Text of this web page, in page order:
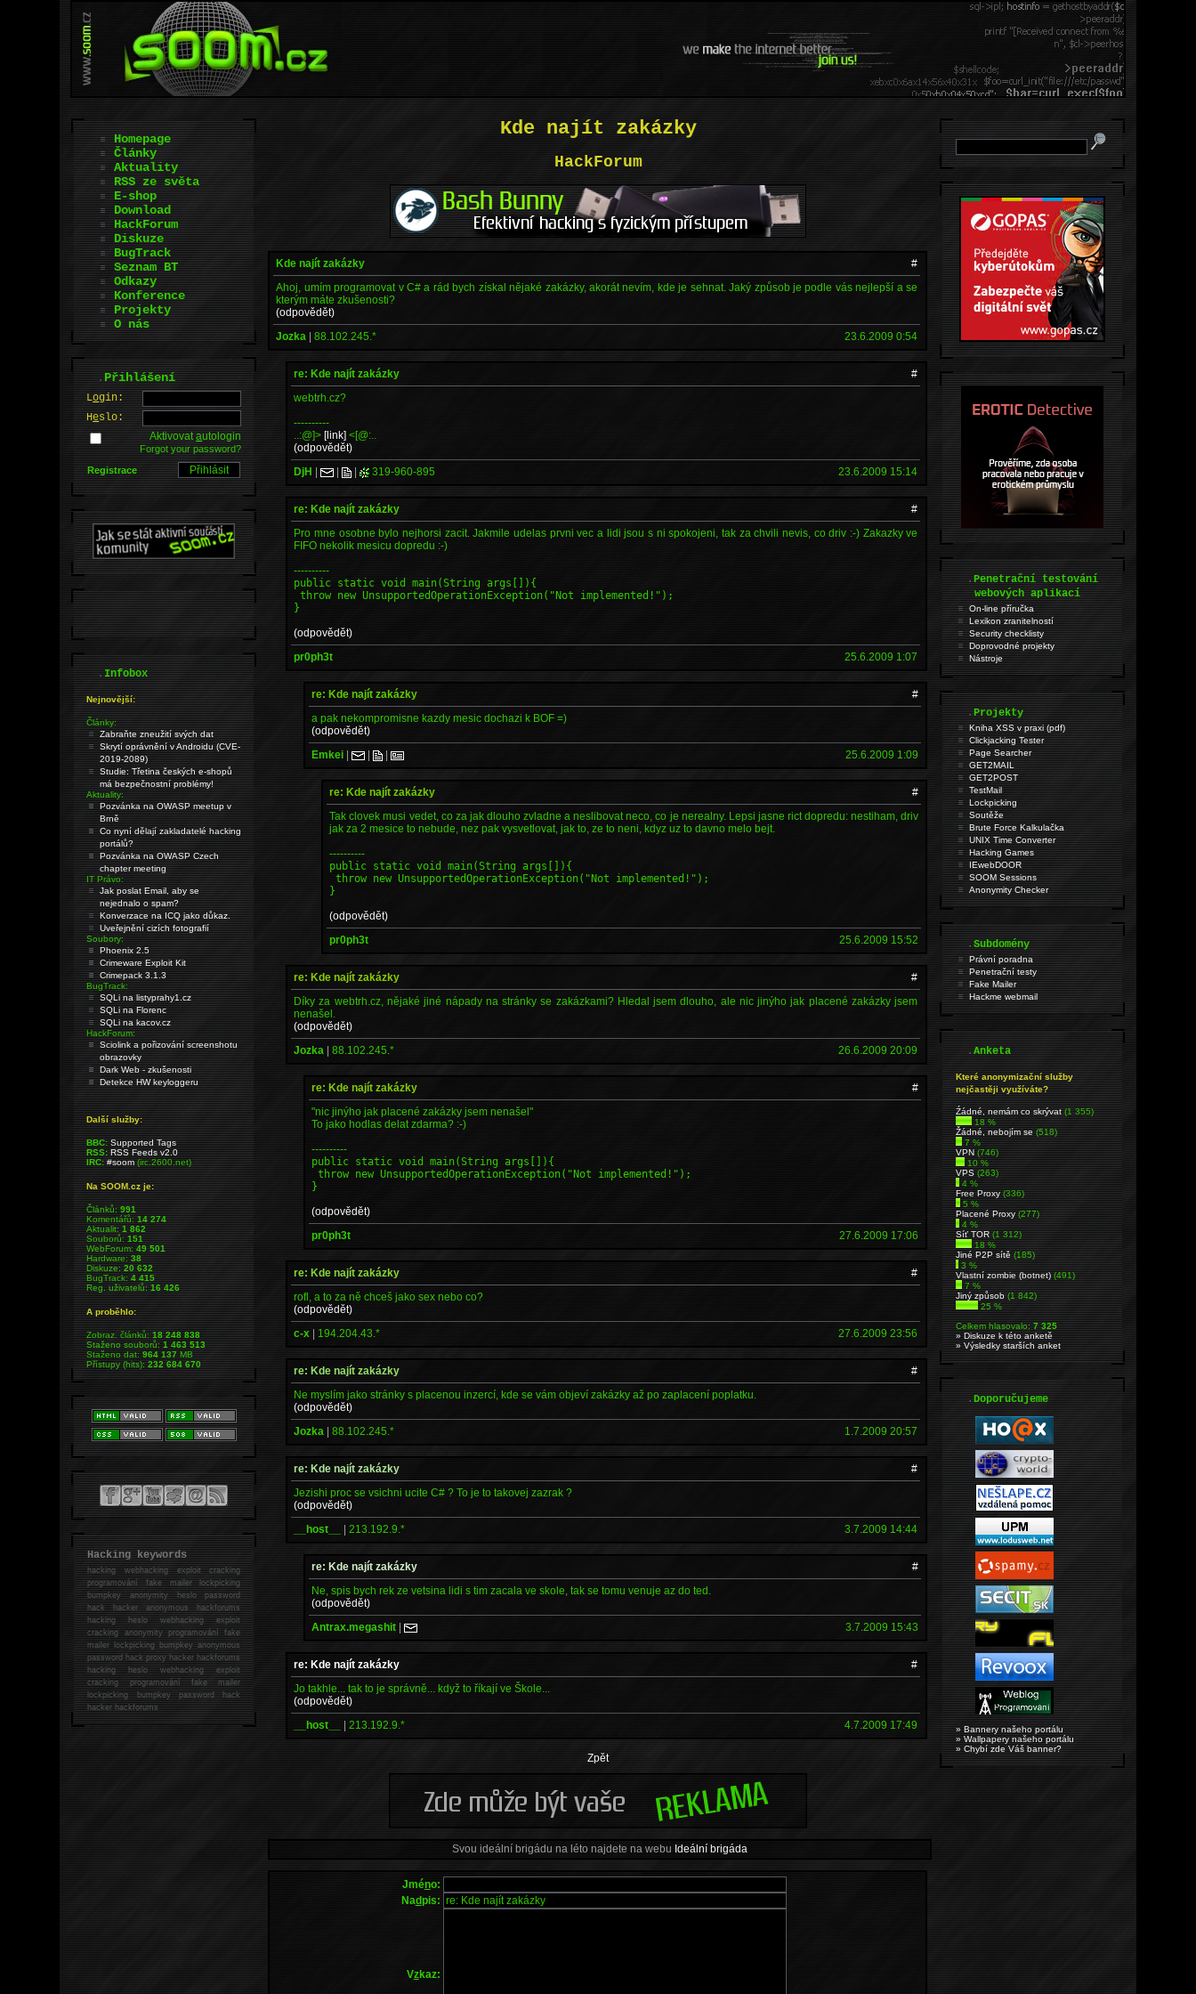
Kde najít zakázky
HackForum
Kde najít zakázky
#
Ahoj, umím programovat v C# a rád bych získal nějaké zakázky, akorát nevím, kde je sehnat. Jaký způsob je podle vás nejlepší a se
kterým máte zkušenosti?
(odpovědět)
Jozka |88.102.245.* 23.6.2009 0:54
re: Kde najít zakázky
#
webtrh.cz?
----------
..:@]>[link] <[@:..
(odpovědět)
DjH | | | 319-960-895 23.6.2009 15:14
re: Kde najít zakázky
#
Pro mne osobne bylo nejhorsi zacit. Jakmile udelas prvni vec a lidi jsou s ni spokojeni, tak za chvili nevis, co driv :-) Zakazky ve
FIFO nekolik mesicu dopredu :-)
----------
public static void main(String args[]){
throw new UnsupportedOperationException("Not implemented!");
}
(odpovědět)
pr0ph3t
25.6.2009 1:07
re: Kde najít zakázky
#
a pak nekompromisne kazdy mesic dochazi k BOF =)
(odpovědět)
Emkei | | | 25.6.2009 1:09
re: Kde najít zakázky
#
Tak clovek musi vedet, co za jak dlouho zvladne a neslibovat neco, co je nerealny. Lepsi jasne rict dopredu: nestiham, driv
jak za 2 mesice to nebude, nez pak vysvetlovat, jak to, ze to neni, kdyz uz to davno melo bejt.
----------
public static void main(String args[]){
throw new UnsupportedOperationException("Not implemented!");
}
(odpovědět)
pr0ph3t
25.6.2009 15:52
re: Kde najít zakázky
#
Díky za webtrh.cz, nějaké jiné nápady na stránky se zakázkami? Hledal jsem dlouho, ale nic jinýho jak placené zakázky jsem
nenašel.
(odpovědět)
Jozka |88.102.245.* 26.6.2009 20:09
re: Kde najít zakázky
#
"nic jinýho jak placené zakázky jsem nenašel"
To jako hodlas delat zdarma? :-)
----------
public static void main(String args[]){
throw new UnsupportedOperationException("Not implemented!");
}
(odpovědět)
pr0ph3t
27.6.2009 17:06
re: Kde najít zakázky
#
rofl, a to za ně chceš jako sex nebo co?
(odpovědět)
c-x | 194.204.43.* 27.6.2009 23:56
re: Kde najít zakázky
#
Ne myslím jako stránky s placenou inzercí, kde se vám objeví zakázky až po zaplacení poplatku.
(odpovědět)
Jozka |88.102.245.* 1.7.2009 20:57
re: Kde najít zakázky
#
Jezishi proc se vsichni ucite C# ? To je to takovej zazrak ?
(odpovědět)
__host__
|213.192.9.* 3.7.2009 14:44
re: Kde najít zakázky
#
Ne, spis bych rek ze vetsina lidi s tim zacala ve skole, tak se tomu venuje az do ted.
(odpovědět)
Antrax.megashit | 3.7.2009 15:43
re: Kde najít zakázky
#
Jo takhle... tak to je správně... když to říkají ve Škole...
(odpovědět)
__host__
|213.192.9.* 4.7.2009 17:49
Zpět
Svou ideální brigádu na léto najdete na webu Ideální brigáda
Jméno:
Nadpis:
Vzkaz:
Homepage
Články
Aktuality
RSS ze světa
E-shop
Download
HackForum
Diskuze
BugTrack
Seznam BT
Odkazy
Konference
Projekty
O nás
.Přihlášení
Login:
Heslo:
Aktivovatautologin
Forgot your password?
Registrace
.Infobox
Nejnovější:
Články:
Zabraňte zneužití svých dat
Skrytí oprávnění v Androidu (CVE-
2019-2089)
Studie: Třetina českých e-shopů
má bezpečnostní problémy!
Aktuality:
Pozvánka na OWASP meetup v
Brně
Co nyní dělají zakladatelé hacking
portálů?
Pozvánka na OWASP Czech
chapter meeting
IT Právo:
Jak poslat Email, aby se
nejednalo o spam?
Konverzace na ICQ jako důkaz.
Uveřejnění cizích fotografií
Soubory:
Phoenix 2.5
Crimeware Exploit Kit
Crimepack 3.1.3
BugTrack:
SQLi na listyprahy1.cz
SQLi na Florenc
SQLi na kacov.cz
HackForum:
Sciolink a pořizování screenshotu
obrazovky
Dark Web - zkušenosti
Detekce HW keyloggeru
Další služby:
BBC: Supported Tags
RSS: RSS Feeds v2.0
IRC: #soom(irc.2600.net)
Na SOOM.cz je:
Článků:991
Komentářů:14 274
Aktualit:1 862
Souborů:151
WebForum:49 501
Hardware:38
Diskuze:20 632
BugTrack:4 415
Reg. uživatelů:16 426
A proběhlo:
Zobraz. článků:18 248 838
Staženo souborů:1 463 513
Staženo dat:964 137MB
Přístupy (hits):232 684 670
Hacking keywords
hackingwebhacking exploit cracking
programování fake mailer lockpicking
bumpkey anonymity heslo password
hackhacker anonymous hackforums
hackingheslo webhacking exploit
cracking anonymity programování fake
mailer lockpicking bumpkey anonymous
password hack proxy hacker hackforums
hacking heslo webhacking exploit
cracking programování fake mailer
lockpicking bumpkey password hack
hackerhackforums
.Penetrační testování
webových aplikací
On-line příručka
Lexikon zranitelností
Security checklisty
Doprovodné projekty
Nástroje
.Projekty
Kniha XSS v praxi (pdf)
Clickjacking Tester
Page Searcher
GET2MAIL
GET2POST
TestMail
Lockpicking
Soutěže
Brute Force Kalkulačka
UNIX Time Converter
Hacking Games
IEwebDOOR
SOOM Sessions
Anonymity Checker
.Subdomény
Právní poradna
Penetrační testy
Fake Mailer
Hackme webmail
.Anketa
Které anonymizační služby
nejčastěji využíváte?
Źádné, nemám co skrývat(1 355)
18 %
Žádné, nebojím se(518)
7 %
VPN(746)
10 %
VPS(263)
4 %
Free Proxy(336)
5 %
Placené Proxy(277)
4 %
Síť TOR(1 312)
18 %
Jiné P2P sítě(185)
3 %
Vlastní zombie (botnet)(491)
7 %
Jiný způsob(1 842)
25 %
Celkem hlasovalo:7 325
» Diskuze k této anketě
» Výsledky starších anket
.Doporučujeme
» Bannery našeho portálu
» Wallpapery našeho portálu
» Chybí zde Váš banner?